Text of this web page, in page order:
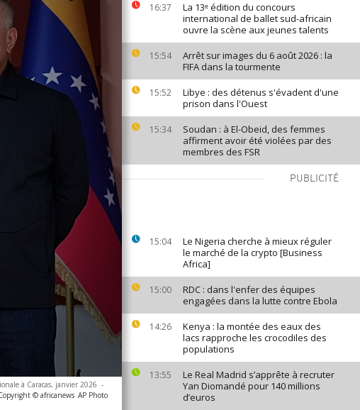
16:37
La 13ᵉ édition du concours
international de ballet sud-africain
ouvre la scène aux jeunes talents
15:54
Arrêt sur images du 6 août 2026 : la
FIFA dans la tourmente
15:52
Libye : des détenus s'évadent d'une
prison dans l'Ouest
15:34
Soudan : à El-Obeid, des femmes
affirment avoir été violées par des
membres des FSR
PUBLICITÉ
15:04
Le Nigeria cherche à mieux réguler
le marché de la crypto [Business
Africa]
15:00
RDC : dans l'enfer des équipes
engagées dans la lutte contre Ebola
14:26
Kenya : la montée des eaux des
lacs rapproche les crocodiles des
populations
13:55
Le Real Madrid s’apprête à recruter
Yan Diomandé pour 140 millions
d’euros
à Caracas, janvier 2026 -
© africanews AP Photo